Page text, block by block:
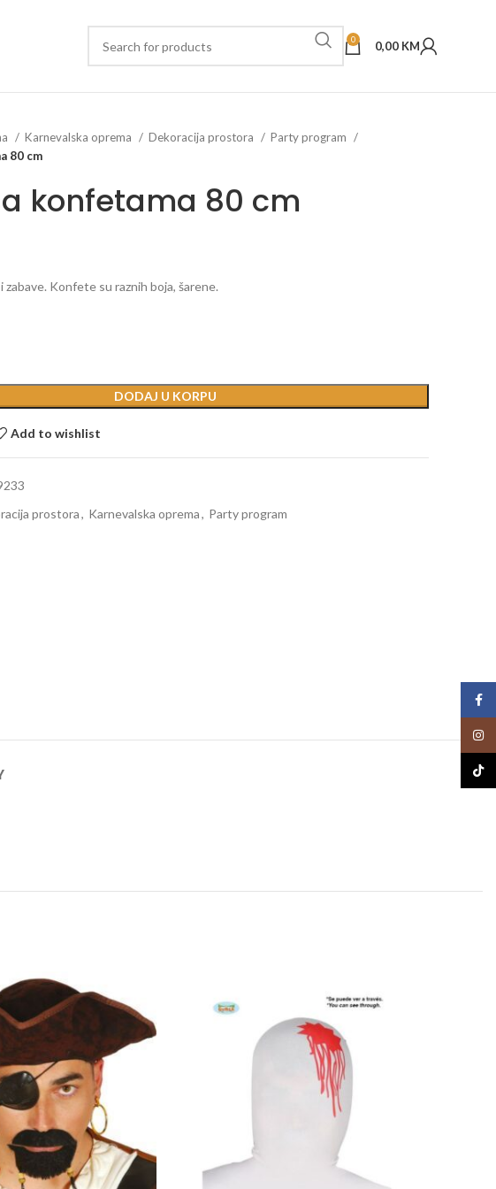
0 0,00 KM
Karnevalska oprema Dekoracija prostora
Party program
80 cm
konfetama 80 cm
zabave. Konfete su raznih boja, šarene.
DODAJ U KORPU
Add to wishlist
prostora, Karnevalska oprema, Party program